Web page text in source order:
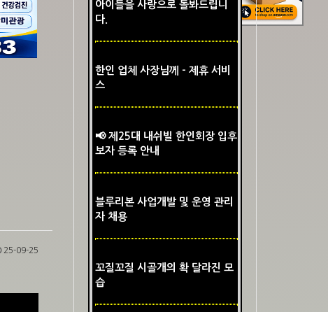
25-09-25
아이들을 사랑으로 돌봐드립니
다.
한인 업체 사장님께 - 제휴 서비
스
📢 제25대 내쉬빌 한인회장 입후
보자 등록 안내
블루리본 사업개발 및 운영 관리
자 채용
꼬질꼬질 시골개의 확 달라진 모
습